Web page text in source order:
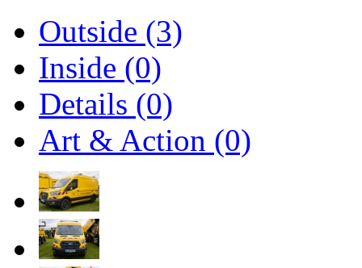
Outside (3)
Inside (0)
Details (0)
Art & Action (0)